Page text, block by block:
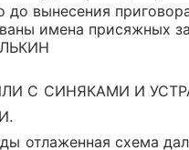
до вынесения
имена присяжных
С СИНЯКАМИ И
отлаженная схема